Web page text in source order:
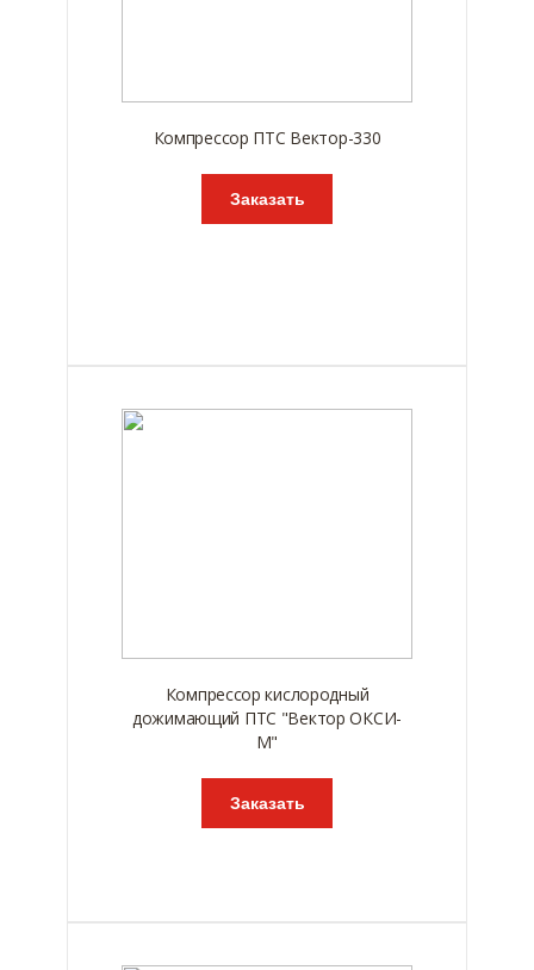
Компрессор ПТС Вектор-330
Заказать
Компрессор кислородный
дожимающий ПТС "Вектор ОКСИ-
М"
Заказать